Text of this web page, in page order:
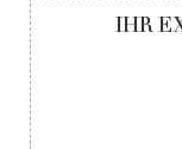
IHR